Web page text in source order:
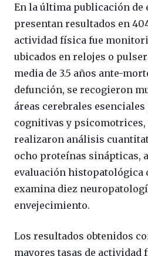
En la última publicación de
presentan resultados en
actividad física fue
ubicados en relojes o
media de 3.5 años ante-
defunción, se recogieron
áreas cerebrales
cognitivas y psicomotrices,
realizaron análisis
ocho proteínas sinápticas,
evaluación histopatológica
examina diez
envejecimiento.
Los resultados obtenidos
mayores tasas de actividad